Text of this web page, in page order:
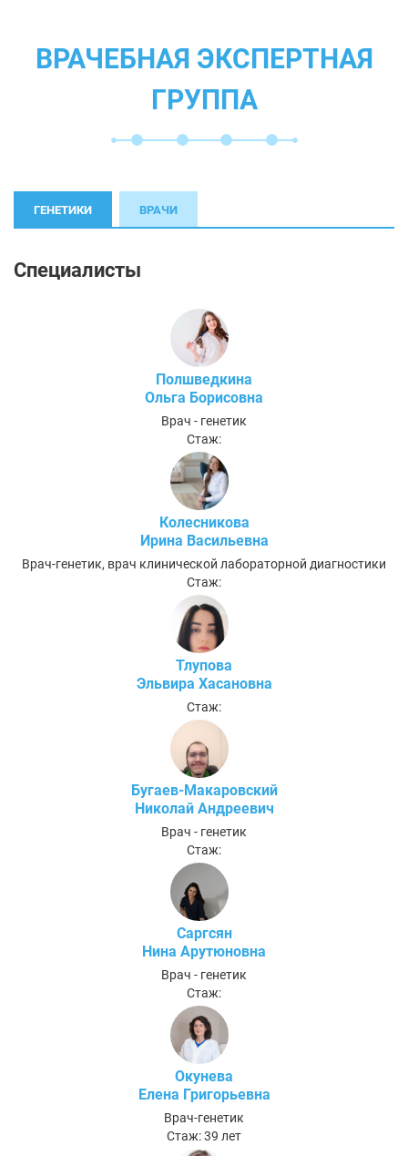
ВРАЧЕБНАЯ ЭКСПЕРТНАЯ
ГРУППА
ГЕНЕТИКИ ВРАЧИ
Специалисты
Полшведкина
Ольга Борисовна
Врач - генетик
Стаж:
Колесникова
Ирина Васильевна
Врач-генетик, врач клинической лабораторной диагностики
Стаж:
Тлупова
Эльвира Хасановна
Стаж:
Бугаев-Макаровский
Николай Андреевич
Врач - генетик
Стаж:
Саргсян
Нина Арутюновна
Врач - генетик
Стаж:
Окунева
Елена Григорьевна
Врач-генетик
Стаж: 39 лет